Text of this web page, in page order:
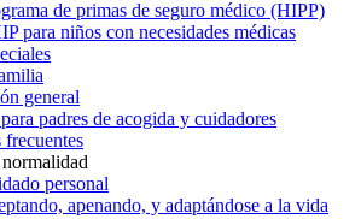
de primas de seguro médico (HIPP)
para niños con necesidades médicas
general
padres de acogida y cuidadores
frecuentes
personal
apenando, y adaptándose a la vida